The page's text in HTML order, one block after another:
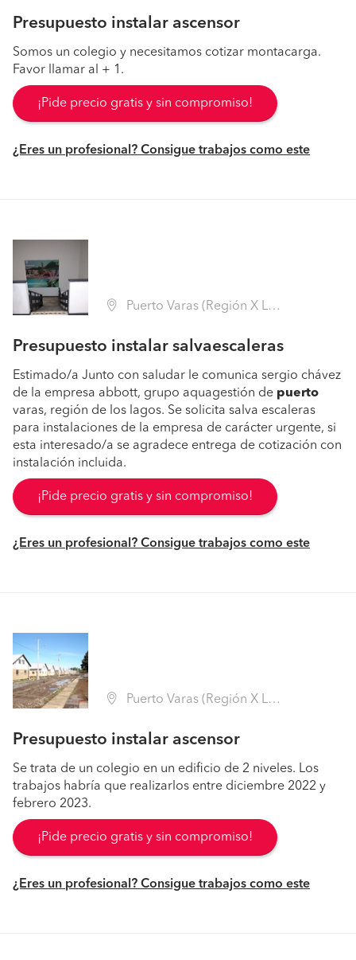
Presupuesto instalar ascensor
Somos un colegio y necesitamos cotizar montacarga.
Favor llamar al + 1.
¡Pide precio gratis y sin compromiso!
¿Eres un profesional? Consigue trabajos como este
Puerto Varas (Región X Los Lagos - Llanquihue)
Presupuesto instalar salvaescaleras
Estimado/a Junto con saludar le comunica sergio chávez
de la empresa abbott, grupo aquagestión de puerto
varas, región de los lagos. Se solicita salva escaleras
para instalaciones de la empresa de carácter urgente, si
esta interesado/a se agradece entrega de cotización con
instalación incluida.
¡Pide precio gratis y sin compromiso!
¿Eres un profesional? Consigue trabajos como este
Puerto Varas (Región X Los Lagos - Llanquihue)
Presupuesto instalar ascensor
Se trata de un colegio en un edificio de 2 niveles. Los
trabajos habría que realizarlos entre diciembre 2022 y
febrero 2023.
¡Pide precio gratis y sin compromiso!
¿Eres un profesional? Consigue trabajos como este